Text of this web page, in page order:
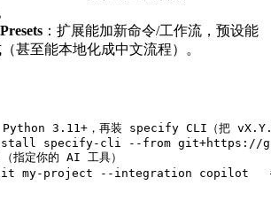
：扩展能加新命令/工作流，预设能
甚至能本地化成中文流程）。
3.11+，再装 specify CLI（把
specify-cli --from git+https://
指定你的 AI 工具）
my-project --integration copilot